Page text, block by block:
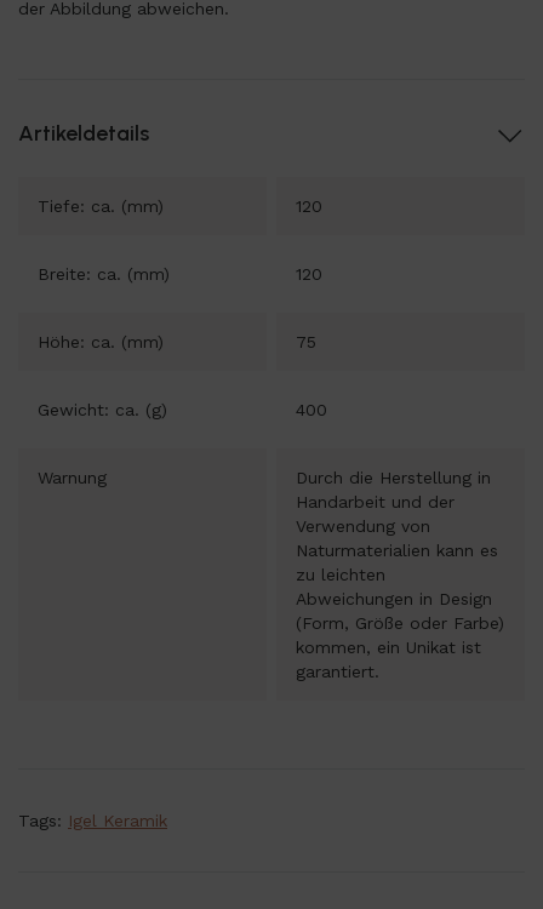
der Abbildung abweichen.
Artikeldetails
Tiefe: ca. (mm) 120
Breite: ca. (mm) 120
Höhe: ca. (mm) 75
Gewicht: ca. (g) 400
Warnung
Durch die Herstellung in
Handarbeit und der
Verwendung von
Naturmaterialien kann es
zu leichten
Abweichungen in Design
(Form, Größe oder Farbe)
kommen, ein Unikat ist
garantiert.
Tags: Igel Keramik